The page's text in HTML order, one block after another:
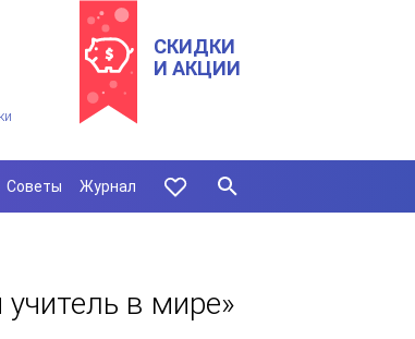
СКИДКИ
И АКЦИИ
Советы Журнал
в мире»